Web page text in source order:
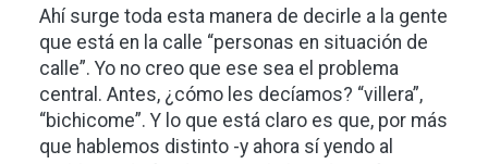
Ahí surge toda esta manera de decirle a la gente
que está en la calle “personas en situación de
calle”. Yo no creo que ese sea el problema
central. Antes, ¿cómo les decíamos? “villera”,
“bichicome”. Y lo que está claro es que, por más
que hablemos distinto -y ahora sí yendo al